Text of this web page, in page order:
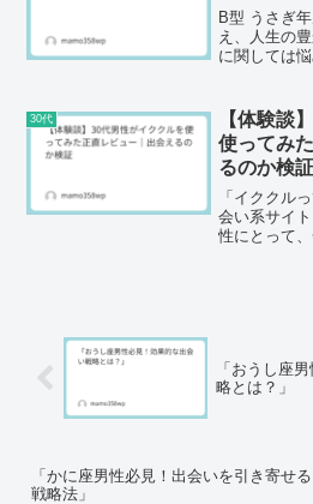
B型 うさぎ
え、人生の
に関しては
ば、やや真
て積極的に
30代
【体験談
使ってみ
るのか検証
「イククル
会い系サイ
性にとって
「おうし座
略とは？」
「かに座男性必見！出会いを引き寄せる
戦略法」